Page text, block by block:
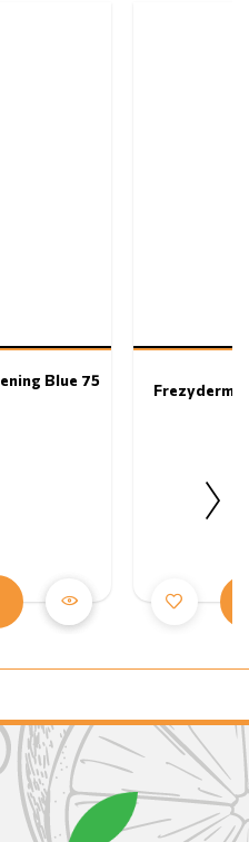
Blue 75
Frezyderm